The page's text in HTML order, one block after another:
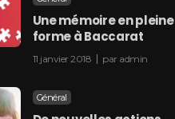
Une mémoire en pleine
forme à Baccarat
11 janvier 2018 par admin
Général